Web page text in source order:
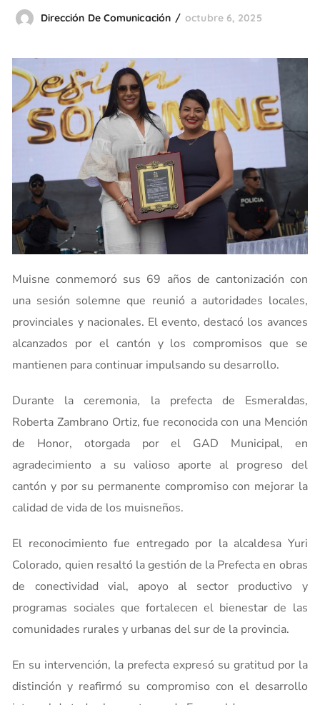
Dirección De Comunicación octubre 6, 2025
Muisne conmemoró sus 69 años de cantonización con
una sesión solemne que reunió a autoridades locales,
provinciales y nacionales. El evento, destacó los avances
alcanzados por el cantón y los compromisos que se
mantienen para continuar impulsando su desarrollo.
Durante la ceremonia, la prefecta de Esmeraldas,
Roberta Zambrano Ortiz, fue reconocida con una Mención
de Honor, otorgada por el GAD Municipal, en
agradecimiento a su valioso aporte al progreso del
cantón y por su permanente compromiso con mejorar la
calidad de vida de los muisneños.
El reconocimiento fue entregado por la alcaldesa Yuri
Colorado, quien resaltó la gestión de la Prefecta en obras
de conectividad vial, apoyo al sector productivo y
programas sociales que fortalecen el bienestar de las
comunidades rurales y urbanas del sur de la provincia.
En su intervención, la prefecta expresó su gratitud por la
distinción y reafirmó su compromiso con el desarrollo